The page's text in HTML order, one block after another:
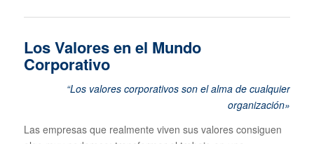
Los Valores en el Mundo
Corporativo
“Los valores corporativos son el alma de cualquier
organización»
Las empresas que realmente viven sus valores consiguen